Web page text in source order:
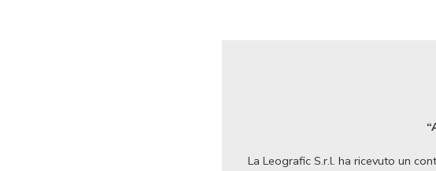
La Leografic S.r.l. ha ricevuto un